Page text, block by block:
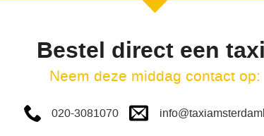
Bestel direct een
Neem deze middag contact op:
020-3081070